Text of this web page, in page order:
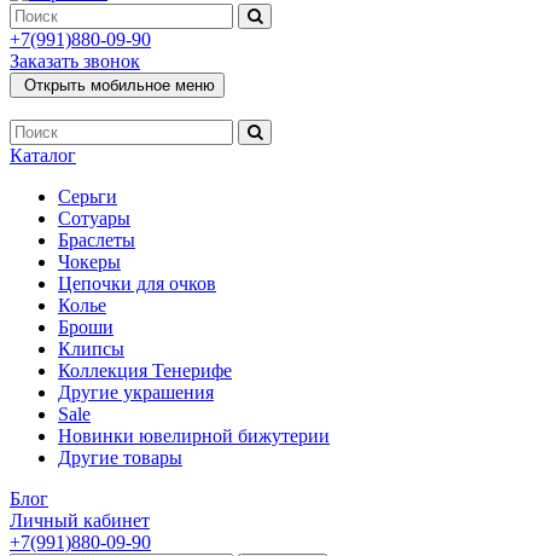
+7(991)880-09-90
Заказать звонок
Открыть мобильное меню
Каталог
Серьги
Сотуары
Браслеты
Чокеры
Цепочки для очков
Колье
Броши
Клипсы
Коллекция Тенерифе
Другие украшения
Sale
Новинки ювелирной бижутерии
Другие товары
Блог
Личный кабинет
+7(991)880-09-90